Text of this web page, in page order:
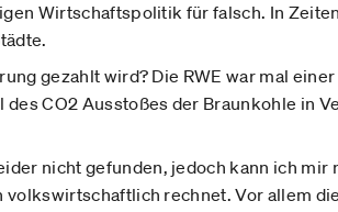
Wirtschaftspolitik für falsch. In
gezahlt wird? Die RWE war mal
CO2 Ausstoßes der Braunkohle in
nicht gefunden, jedoch kann ich
rechnet. Vor allem